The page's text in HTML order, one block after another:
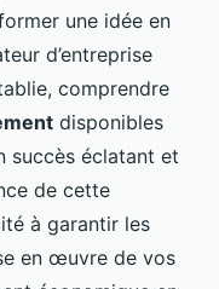
une idée en
d’entreprise
comprendre
disponibles
succès éclatant et
de cette
à garantir les
en œuvre de vos